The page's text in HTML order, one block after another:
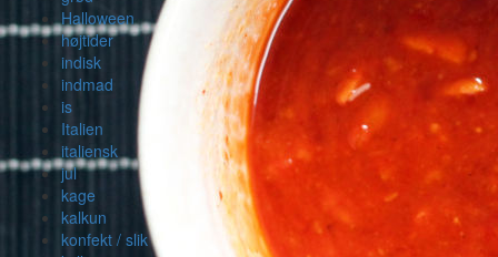
Halloween
højtider
indisk
indmad
is
Italien
italiensk
jul
kage
kalkun
konfekt / slik